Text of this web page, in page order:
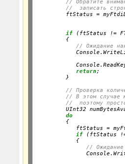
// Обратите
//  записать
ftStatus =
if (ftStatus !=
         {
// Ожидание
return;
         }
// Проверка
// В этом случае
//  поэтому
UInt32
do
         {
ftStatus =
if (ftStatus !=
            {
// Ожидание